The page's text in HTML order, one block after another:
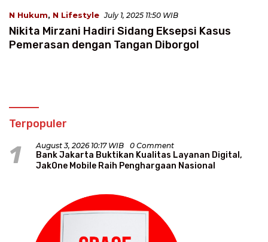
N Hukum, N Lifestyle July 1, 2025 11:50 WIB
Nikita Mirzani Hadiri Sidang Eksepsi Kasus
Pemerasan dengan Tangan Diborgol
Terpopuler
1 August 3, 2026 10:17 WIB 0 Comment
Bank Jakarta Buktikan Kualitas Layanan Digital,
JakOne Mobile Raih Penghargaan Nasional